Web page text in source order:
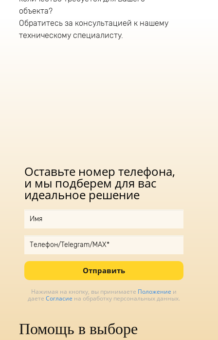
трубу диаметром до 52мм. Рекомендуемая
высота монтажа светильника 8-12 метров.
объекта?
Обратитесь за консультацией к нашему
техническому специалисту.
Оставьте номер телефона,
и мы подберем для вас
идеальное решение
Отправить
Нажимая на кнопку, вы принимаете Положение и
даете Согласие на обработку персональных данных.
Помощь в выборе